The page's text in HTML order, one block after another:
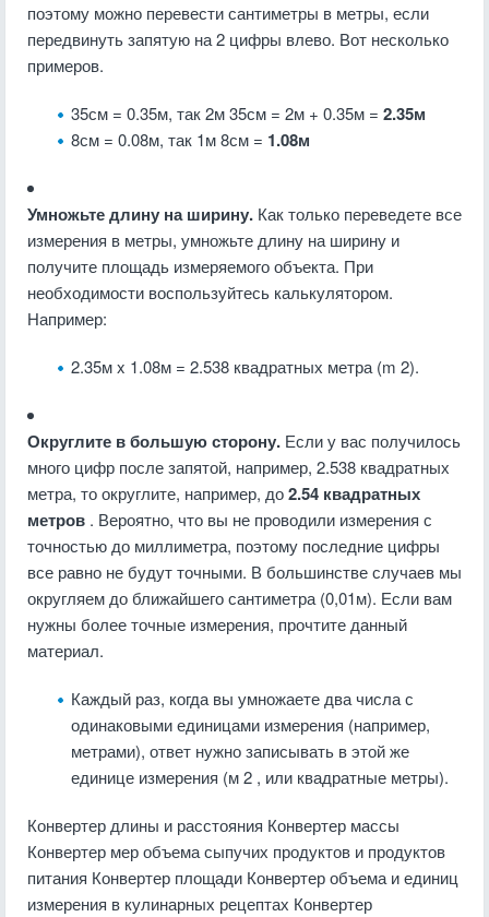
поэтому можно перевести сантиметры в метры, если
передвинуть запятую на 2 цифры влево. Вот несколько
примеров.
35см = 0.35м, так 2м 35см = 2м + 0.35м = 2.35м
8см = 0.08м, так 1м 8см = 1.08м
Умножьте длину на ширину. Как только переведете все
измерения в метры, умножьте длину на ширину и
получите площадь измеряемого объекта. При
необходимости воспользуйтесь калькулятором.
Например:
2.35м x 1.08м = 2.538 квадратных метра (m 2).
Округлите в большую сторону. Если у вас получилось
много цифр после запятой, например, 2.538 квадратных
метра, то округлите, например, до2.54 квадратных
метров . Вероятно, что вы не проводили измерения с
точностью до миллиметра, поэтому последние цифры
все равно не будут точными. В большинстве случаев мы
округляем до ближайшего сантиметра (0,01м). Если вам
нужны более точные измерения, прочтите данный
материал.
Каждый раз, когда вы умножаете два числа с
одинаковыми единицами измерения (например,
метрами), ответ нужно записывать в этой же
единице измерения (м 2 , или квадратные метры).
Конвертер длины и расстояния Конвертер массы
Конвертер мер объема сыпучих продуктов и продуктов
питания Конвертер площади Конвертер объема и единиц
измерения в кулинарных рецептах Конвертер